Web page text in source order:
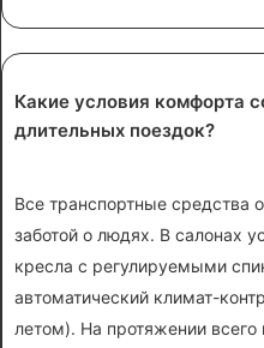
Какие условия комфорта
длительных поездок?
Все транспортные средства
заботой о людях. В салонах
кресла с регулируемыми
автоматический климат-
летом). На протяжении